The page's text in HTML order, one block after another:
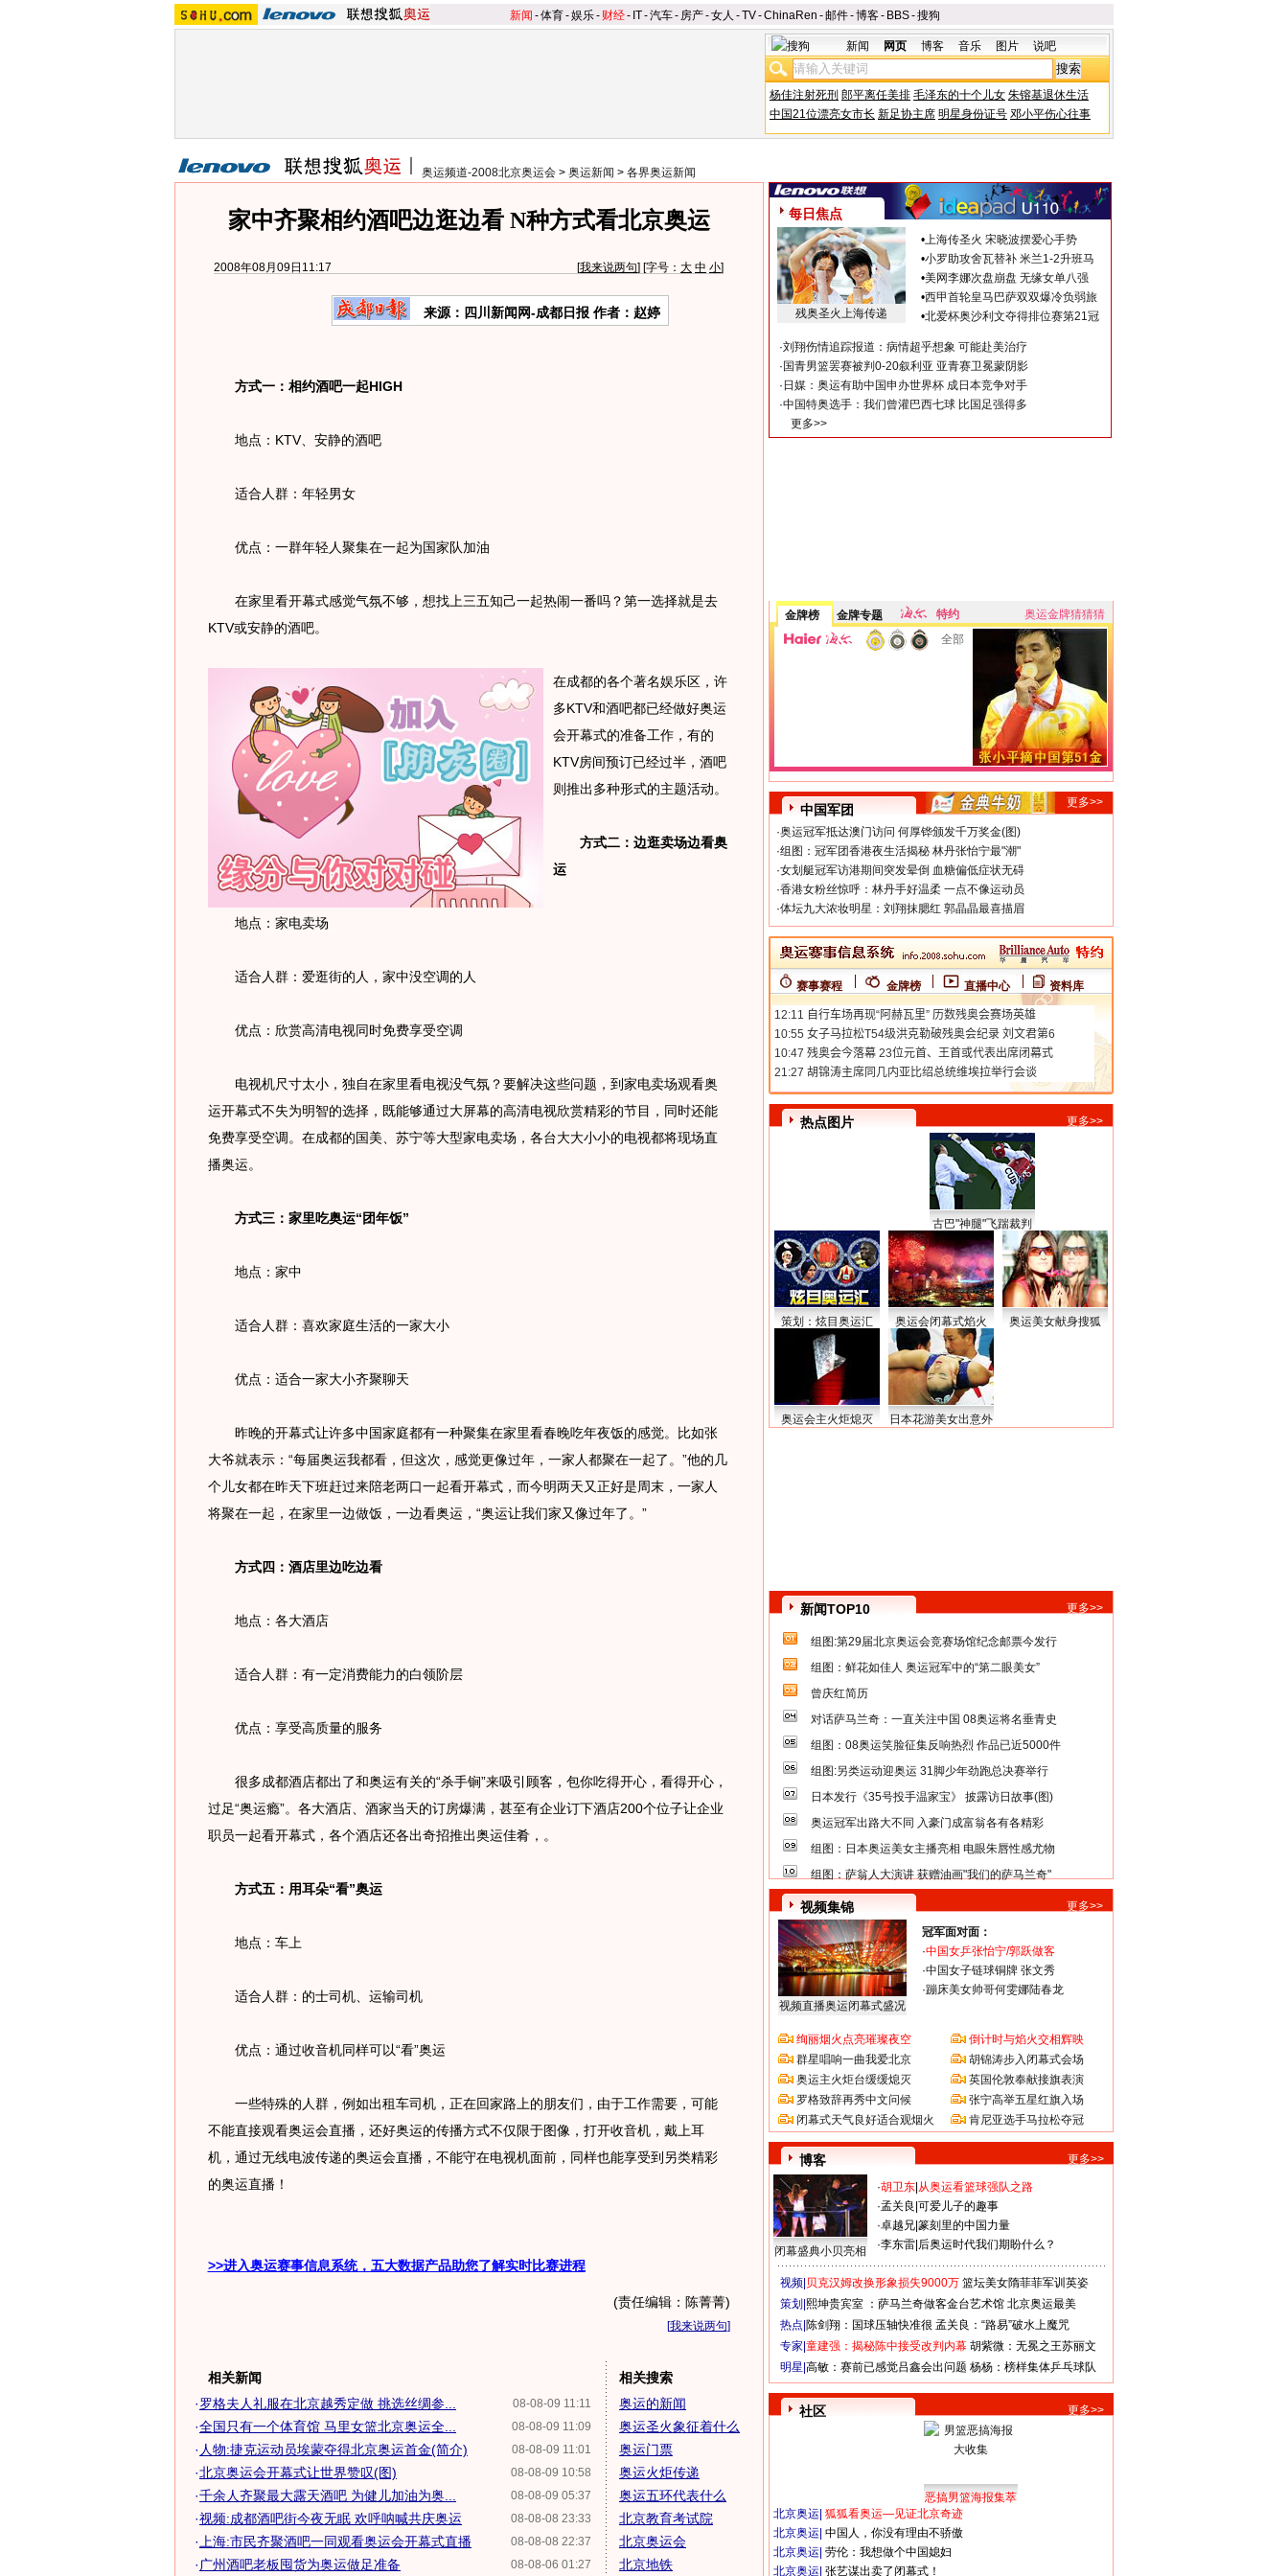
新闻 -体育-娱乐- 财经- IT-汽车- 房产-女人 -TV-ChinaRen -邮件-博客- BBS-搜狗
新闻 网页 博客 音乐 图片 说吧
杨佳注射死刑 郎平离任美排 毛泽东的十个儿女 朱镕基退休生活
中国21位漂亮女市长 新足协主席 明星身份证号 邓小平伤心往事
奥运频道-2008北京奥运会 > 奥运新闻 > 各界奥运新闻
家中齐聚相约酒吧边逛边看 N种方式看北京奥运
2008年08月09日11:17 [我来说两句] [字号： 大 中 小]
来源：四川新闻网-成都日报 作者：赵婷
方式一：相约酒吧一起HIGH
地点：KTV、安静的酒吧
适合人群：年轻男女
优点：一群年轻人聚集在一起为国家队加油
在家里看开幕式感觉气氛不够，想找上三五知己一起热闹一番吗？第一选择就是去
KTV或安静的酒吧。
在成都的各个著名娱乐区，许
多KTV和酒吧都已经做好奥运
会开幕式的准备工作，有的
KTV房间预订已经过半，酒吧
则推出多种形式的主题活动。
方式二：边逛卖场边看奥
运
地点：家电卖场
适合人群：爱逛街的人，家中没空调的人
优点：欣赏高清电视同时免费享受空调
电视机尺寸太小，独自在家里看电视没气氛？要解决这些问题，到家电卖场观看奥
运开幕式不失为明智的选择，既能够通过大屏幕的高清电视欣赏精彩的节目，同时还能
免费享受空调。在成都的国美、苏宁等大型家电卖场，各台大大小小的电视都将现场直
播奥运。
方式三：家里吃奥运“团年饭”
地点：家中
适合人群：喜欢家庭生活的一家大小
优点：适合一家大小齐聚聊天
昨晚的开幕式让许多中国家庭都有一种聚集在家里看春晚吃年夜饭的感觉。比如张
大爷就表示：“每届奥运我都看，但这次，感觉更像过年，一家人都聚在一起了。”他的几
个儿女都在昨天下班赶过来陪老两口一起看开幕式，而今明两天又正好是周末，一家人
将聚在一起，在家里一边做饭，一边看奥运，“奥运让我们家又像过年了。”
方式四：酒店里边吃边看
地点：各大酒店
适合人群：有一定消费能力的白领阶层
优点：享受高质量的服务
很多成都酒店都出了和奥运有关的“杀手锏”来吸引顾客，包你吃得开心，看得开心，
过足“奥运瘾”。各大酒店、酒家当天的订房爆满，甚至有企业订下酒店200个位子让企业
职员一起看开幕式，各个酒店还各出奇招推出奥运佳肴，。
方式五：用耳朵“看”奥运
地点：车上
适合人群：的士司机、运输司机
优点：通过收音机同样可以“看”奥运
一些特殊的人群，例如出租车司机，正在回家路上的朋友们，由于工作需要，可能
不能直接观看奥运会直播，还好奥运的传播方式不仅限于图像，打开收音机，戴上耳
机，通过无线电波传递的奥运会直播，不能守在电视机面前，同样也能享受到另类精彩
的奥运直播！
>>进入奥运赛事信息系统，五大数据产品助您了解实时比赛进程
(责任编辑：陈菁菁)
[我来说两句]
相关新闻
08-08-09 11:11
·罗格夫人礼服在北京越秀定做 挑选丝绸参...
08-08-09 11:09
·全国只有一个体育馆 马里女篮北京奥运全...
08-08-09 11:01
· 人物:捷克运动员埃蒙夺得北京奥运首金(简介)
08-08-09 10:58
·北京奥运会开幕式让世界赞叹(图)
08-08-09 05:37
·千余人齐聚最大露天酒吧 为健儿加油为奥...
08-08-08 23:33
·视频:成都酒吧街今夜无眠 欢呼呐喊共庆奥运
08-08-08 22:37
· 上海:市民齐聚酒吧一同观看奥运会开幕式直播
08-08-06 01:27
· 广州酒吧老板囤货为奥运做足准备
相关搜索
奥运的新闻
奥运圣火象征着什么
奥运门票
奥运火炬传递
奥运五环代表什么
北京教育考试院
北京奥运会
北京地铁
每日焦点
残奥圣火上海传递
•上海传圣火 宋晓波摆爱心手势
•小罗助攻舍瓦替补 米兰1-2升班马
•美网李娜次盘崩盘 无缘女单八强
•西甲首轮皇马巴萨双双爆冷负弱旅
•北爱杯奥沙利文夺得排位赛第21冠
·刘翔伤情追踪报道：病情超乎想象 可能赴美治疗
· 国青男篮罢赛被判0-20叙利亚 亚青赛卫冕蒙阴影
· 日媒：奥运有助中国申办世界杯 成日本竞争对手
·中国特奥选手：我们曾灌巴西七球 比国足强得多
更多>>
金牌榜 金牌专题 特约
奥运金牌猜猜猜
全部
中国军团
更多>>
·奥运冠军抵达澳门访问 何厚铧颁发千万奖金(图)
·组图：冠军团香港夜生活揭秘 林丹张怡宁最"潮"
·女划艇冠军访港期间突发晕倒 血糖偏低症状无碍
·香港女粉丝惊呼：林丹手好温柔 一点不像运动员
·体坛九大浓妆明星：刘翔抹腮红 郭晶晶最喜描眉
赛事赛程 金牌榜 直播中心 资料库
热点图片 更多>>
古巴"神腿"飞踹裁判
策划：炫目奥运汇 奥运会闭幕式焰火 奥运美女献身搜狐
奥运会主火炬熄灭 日本花游美女出意外
新闻TOP10 更多>>
组图:第29届北京奥运会竞赛场馆纪念邮票今发行
组图：鲜花如佳人 奥运冠军中的“第二眼美女”
曾庆红简历
对话萨马兰奇：一直关注中国 08奥运将名垂青史
组图：08奥运笑脸征集反响热烈 作品已近5000件
组图:另类运动迎奥运 31脚少年劲跑总决赛举行
日本发行《35号投手温家宝》 披露访日故事(图)
奥运冠军出路大不同 入豪门成富翁各有各精彩
组图：日本奥运美女主播亮相 电眼朱唇性感尤物
组图：萨翁人大演讲 获赠油画"我们的萨马兰奇"
视频集锦 更多>>
视频直播奥运闭幕式盛况
冠军面对面：
·中国女乒张怡宁/郭跃做客
·中国女子链球铜牌 张文秀
·蹦床美女帅哥何雯娜陆春龙
绚丽烟火点亮璀璨夜空
群星唱响一曲我爱北京
奥运主火炬台缓缓熄灭
罗格致辞再秀中文问候
闭幕式天气良好适合观烟火
倒计时与焰火交相辉映
胡锦涛步入闭幕式会场
英国伦敦奉献接旗表演
张宁高举五星红旗入场
肯尼亚选手马拉松夺冠
博客 更多>>
闭幕盛典小贝亮相
·胡卫东 从奥运看篮球强队之路
·孟关良 可爱儿子的趣事
·卓越兄 篆刻里的中国力量
·李东雷 后奥运时代我们期盼什么？
视频| 贝克汉姆改换形象损失9000万 篮坛美女隋菲菲军训英姿
策划| 熙坤贵宾室 ：萨马兰奇做客金台艺术馆 北京奥运最美
热点| 陈剑翔：国球压轴快准很 孟关良：“路易”破水上魔咒
专家| 童建强：揭秘陈中接受改判内幕 胡紫微：无冕之王苏丽文
明星| 高敏：赛前已感觉吕鑫会出问题 杨杨：榜样集体乒乓球队
社区 更多>>
恶搞男篮海报集萃
北京奥运 狐狐看奥运—见证北京奇迹
北京奥运 中国人，你没有理由不骄傲
北京奥运 劳伦：我想做个中国媳妇
北京奥运 张艺谋出卖了闭幕式！